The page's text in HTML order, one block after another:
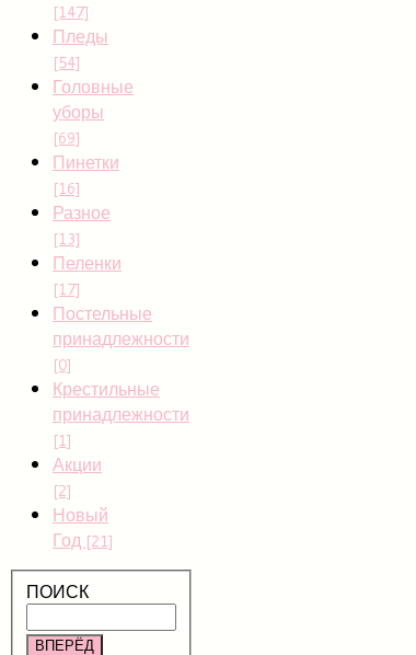
[147]
Пледы
[54]
Головные
уборы
[69]
Пинетки
[16]
Разное
[13]
Пеленки
[17]
Постельные
принадлежности
[0]
Крестильные
принадлежности
[1]
Акции
[2]
Новый
Год [21]
ПОИСК
ВПЕРЁД